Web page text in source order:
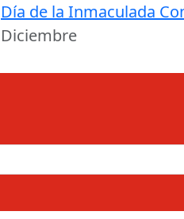
Día de la Inmaculada
Diciembre